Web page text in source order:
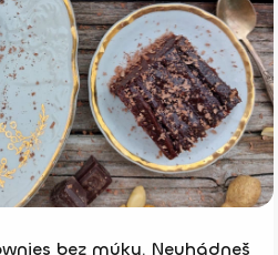
bez múky. Neuhádneš